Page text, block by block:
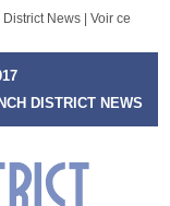
News | Voir ce
DISTRICT NEWS